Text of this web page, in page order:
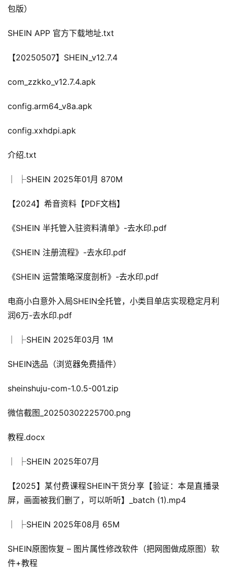
包版）
SHEIN APP 官方下载地址.txt
【20250507】SHEIN_v12.7.4
com_zzkko_v12.7.4.apk
config.arm64_v8a.apk
config.xxhdpi.apk
介绍.txt
│ ├SHEIN 2025年01月 870M
【2024】希音资料【PDF文档】
《SHEIN 半托管入驻资料清单》-去水印.pdf
《SHEIN 注册流程》-去水印.pdf
《SHEIN 运营策略深度剖析》-去水印.pdf
电商小白意外入局SHEIN全托管，小类目单店实现稳定月利
润6万-去水印.pdf
│ ├SHEIN 2025年03月 1M
SHEIN选品（浏览器免费插件）
sheinshuju-com-1.0.5-001.zip
微信截图_20250302225700.png
教程.docx
│ ├SHEIN 2025年07月
【2025】某付费课程SHEIN干货分享【验证：本是直播录
屏，画面被我们删了，可以听听】_batch (1).mp4
│ ├SHEIN 2025年08月 65M
SHEIN原图恢复 – 图片属性修改软件（把网图做成原图）软
件+教程